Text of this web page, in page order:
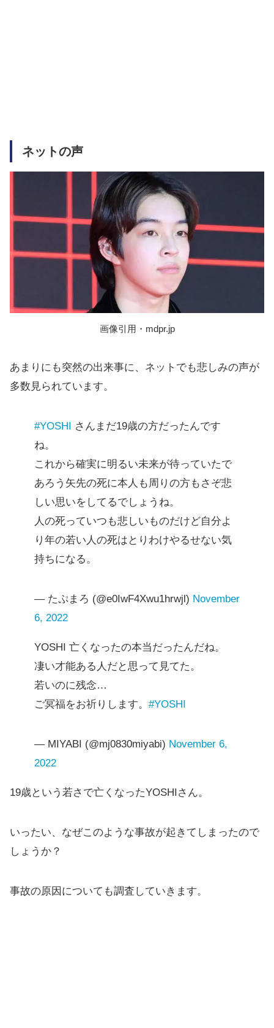
ネットの声
画像引用・mdpr.jp
あまりにも突然の出来事に、ネットでも悲しみの声が
多数見られています。
#YOSHI さんまだ19歳の方だったんです
ね。
これから確実に明るい未来が待っていたで
あろう矢先の死に本人も周りの方もさぞ悲
しい思いをしてるでしょうね。
人の死っていつも悲しいものだけど自分よ
り年の若い人の死はとりわけやるせない気
持ちになる。
— たぷまろ (@e0IwF4Xwu1hrwjl) November
6, 2022
YOSHI 亡くなったの本当だったんだね。
凄い才能ある人だと思って見てた。
若いのに残念…
ご冥福をお祈りします。 #YOSHI
— MIYABI (@mj0830miyabi) November 6,
2022
19歳という若さで亡くなったYOSHIさん。
いったい、なぜこのような事故が起きてしまったので
しょうか？
事故の原因についても調査していきます。